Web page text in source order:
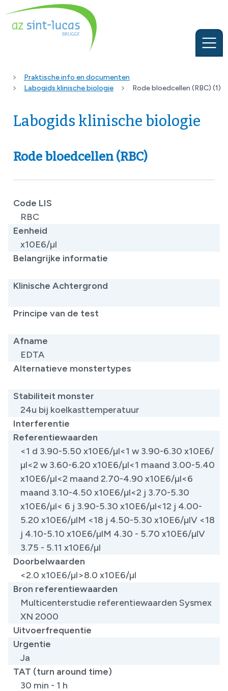
Praktische info en documenten
Labogids klinische biologie
Rode bloedcellen (RBC) (1)
Labogids klinische biologie
Rode bloedcellen (RBC)
Code LIS
RBC
Eenheid
x10E6/µl
Belangrijke informatie
Klinische Achtergrond
Principe van de test
Afname
EDTA
Alternatieve monstertypes
Stabiliteit monster
24u bij koelkasttemperatuur
Interferentie
Referentiewaarden
<1 d 3.90-5.50 x10E6/µl<1 w 3.90-6.30 x10E6/
µl<2 w 3.60-6.20 x10E6/µl<1 maand 3.00-5.40
x10E6/µl<2 maand 2.70-4.90 x10E6/µl<6
maand 3.10-4.50 x10E6/µl<2 j 3.70-5.30
x10E6/µl< 6 j 3.90-5.30 x10E6/µl<12 j 4.00-
5.20 x10E6/µlM <18 j 4.50-5.30 x10E6/µlV <18
j 4.10-5.10 x10E6/µlM 4.30 - 5.70 x10E6/µlV
3.75 - 5.11 x10E6/µl
Doorbelwaarden
<2.0 x10E6/µl>8.0 x10E6/µl
Bron referentiewaarden
Multicenterstudie referentiewaarden Sysmex
XN 2000
Uitvoerfrequentie
Urgentie
Ja
TAT (turn around time)
30 min - 1 h